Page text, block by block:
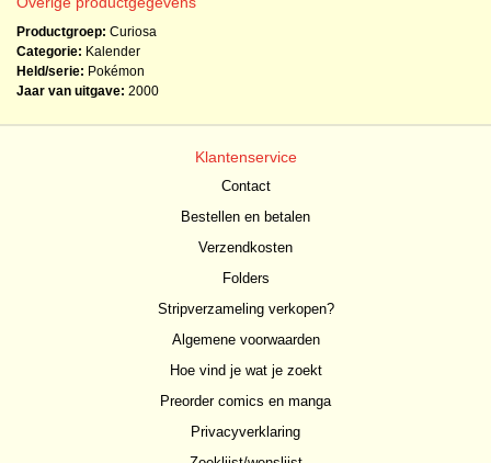
Productgroep: Curiosa
Categorie: Kalender
Held/serie: Pokémon
Jaar van uitgave: 2000
Klantenservice
Contact
Bestellen en betalen
Verzendkosten
Folders
Stripverzameling verkopen?
Algemene voorwaarden
Hoe vind je wat je zoekt
Preorder comics en manga
Privacyverklaring